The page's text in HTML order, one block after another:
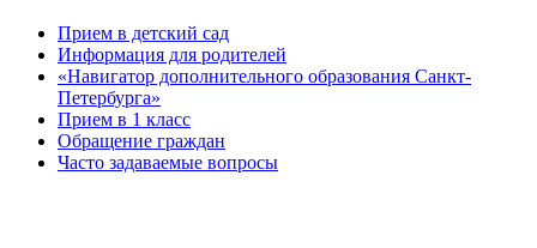
Прием в детский сад
Информация для родителей
«Навигатор дополнительного образования Санкт-
Петербурга»
Прием в 1 класс
Обращение граждан
Часто задаваемые вопросы